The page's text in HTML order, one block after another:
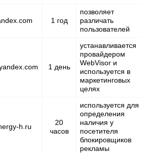
1 год
позволяет
различать
пользователей
1 день
устанавливается
провайдером
WebVisor и
используется в
маркетинговых
целях
h.ru
20
часов
используется для
определения
наличия у
посетителя
блокировщиков
рекламы